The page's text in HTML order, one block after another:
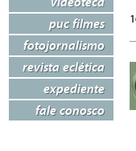
puc filmes
fotojornalismo
revista eclética
expediente
fale conosco